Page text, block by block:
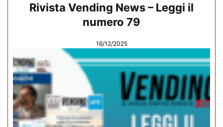
Rivista Vending News – Leggi il
numero 79
16/12/2025